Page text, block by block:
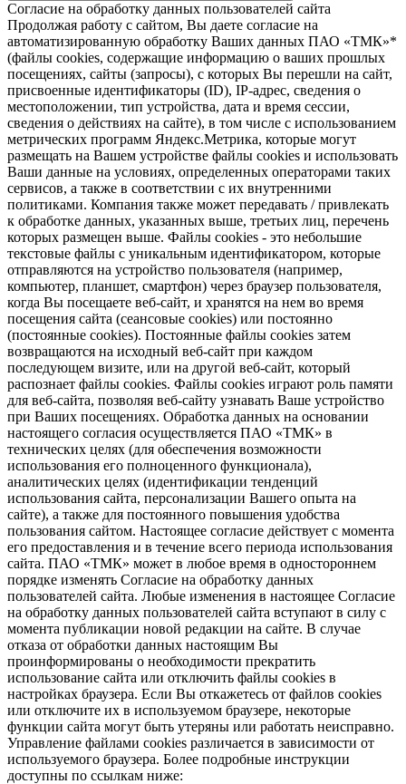
Согласие на обработку данных пользователей сайта
Продолжая работу с сайтом, Вы даете согласие на
автоматизированную обработку Ваших данных ПАО «ТМК»*
(файлы cookies, содержащие информацию о ваших прошлых
посещениях, сайты (запросы), с которых Вы перешли на сайт,
присвоенные идентификаторы (ID), IP-адрес, сведения о
местоположении, тип устройства, дата и время сессии,
сведения о действиях на сайте), в том числе с использованием
метрических программ Яндекс.Метрика, которые могут
размещать на Вашем устройстве файлы cookies и использовать
Ваши данные на условиях, определенных операторами таких
сервисов, а также в соответствии с их внутренними
политиками. Компания также может передавать / привлекать
к обработке данных, указанных выше, третьих лиц, перечень
которых размещен выше. Файлы cookies - это небольшие
текстовые файлы с уникальным идентификатором, которые
отправляются на устройство пользователя (например,
компьютер, планшет, смартфон) через браузер пользователя,
когда Вы посещаете веб-сайт, и хранятся на нем во время
посещения сайта (сеансовые cookies) или постоянно
(постоянные cookies). Постоянные файлы cookies затем
возвращаются на исходный веб-сайт при каждом
последующем визите, или на другой веб-сайт, который
распознает файлы cookies. Файлы cookies играют роль памяти
для веб-сайта, позволяя веб-сайту узнавать Ваше устройство
при Ваших посещениях. Обработка данных на основании
настоящего согласия осуществляется ПАО «ТМК» в
технических целях (для обеспечения возможности
использования его полноценного функционала),
аналитических целях (идентификации тенденций
использования сайта, персонализации Вашего опыта на
сайте), а также для постоянного повышения удобства
пользования сайтом. Настоящее согласие действует с момента
его предоставления и в течение всего периода использования
сайта. ПАО «ТМК» может в любое время в одностороннем
порядке изменять Согласие на обработку данных
пользователей сайта. Любые изменения в настоящее Согласие
на обработку данных пользователей сайта вступают в силу с
момента публикации новой редакции на сайте. В случае
отказа от обработки данных настоящим Вы
проинформированы о необходимости прекратить
использование сайта или отключить файлы cookies в
настройках браузера. Если Вы откажетесь от файлов cookies
или отключите их в используемом браузере, некоторые
функции сайта могут быть утеряны или работать неисправно.
Управление файлами cookies различается в зависимости от
используемого браузера. Более подробные инструкции
доступны по ссылкам ниже: